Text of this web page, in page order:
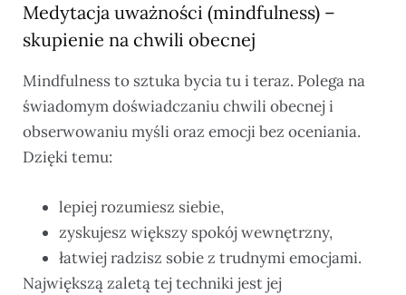
Medytacja uważności (mindfulness) –
skupienie na chwili obecnej
Mindfulness to sztuka bycia tu i teraz. Polega na
świadomym doświadczaniu chwili obecnej i
obserwowaniu myśli oraz emocji bez oceniania.
Dzięki temu:
lepiej rozumiesz siebie,
zyskujesz większy spokój wewnętrzny,
łatwiej radzisz sobie z trudnymi emocjami.
Największą zaletą tej techniki jest jej